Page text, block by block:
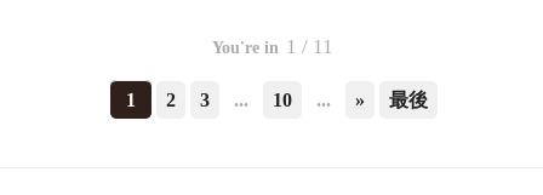
1 / 11
1 2 3 ... 10 ... » 最後